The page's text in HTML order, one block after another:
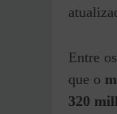
Entre
que o
320